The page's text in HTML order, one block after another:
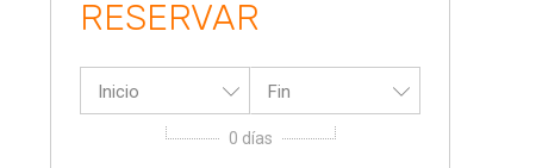
RESERVAR
Inicio Fin
0 días